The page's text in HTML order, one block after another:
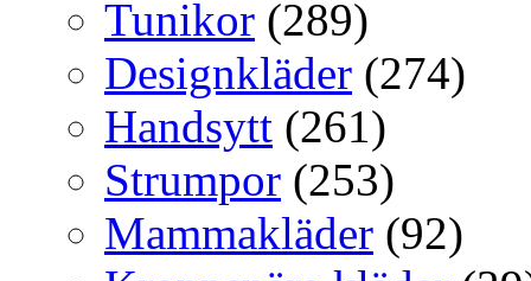
Tunikor (289)
Designkläder (274)
Handsytt (261)
Strumpor (253)
Mammakläder (92)